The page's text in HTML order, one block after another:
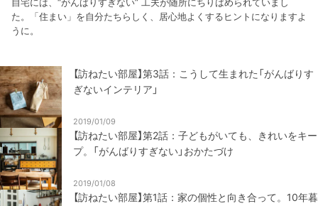
自宅には、“がんばりすぎない” 工夫が随所にちりばめられていまし
た。「住まい」を自分たちらしく、居心地よくするヒントになりますよ
うに。
【訪ねたい部屋】第3話：こうして生まれた「がんばりす
ぎないインテリア」
2019/01/09
【訪ねたい部屋】第2話：子どもがいても、きれいをキー
プ。「がんばりすぎない」おかたづけ
2019/01/08
【訪ねたい部屋】第1話：家の個性と向き合って。10年暮